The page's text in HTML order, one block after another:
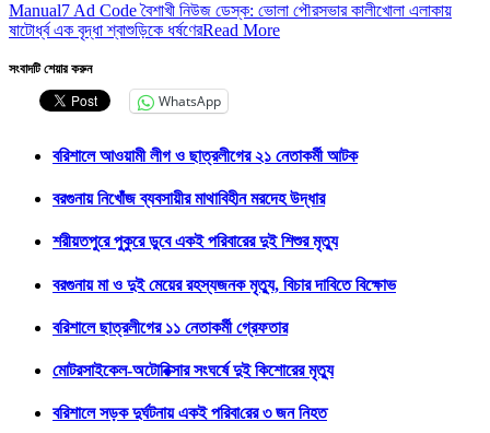
Manual7 Ad Code বৈশাখী নিউজ ডেস্ক: ভোলা পৌরসভার কালীখোলা এলাকায়
ষাটোর্ধ্ব এক বৃদ্ধা শ্বাশুড়িকে ধর্ষণেরRead More
সংবাদটি শেয়ার করুন
WhatsApp
বরিশালে আওয়ামী লীগ ও ছাত্রলীগের ২১ নেতাকর্মী আটক
বরগুনায় নিখোঁজ ব্যবসায়ীর মাথাবিহীন মরদেহ উদ্ধার
শরীয়তপুরে পুকুরে ডুবে একই পরিবারের দুই শিশুর মৃত্যু
বরগুনায় মা ও দুই মেয়ের রহস্যজনক মৃত্যু, বিচার দাবিতে বিক্ষোভ
বরিশালে ছাত্রলীগের ১১ নেতাকর্মী গ্রেফতার
মোটরসাইকেল-অটোরিক্সার সংঘর্ষে দুই কিশোরের মৃত্যু
বরিশালে সড়ক দুর্ঘটনায় একই প‌রিবা‌রের ৩ জন নিহত